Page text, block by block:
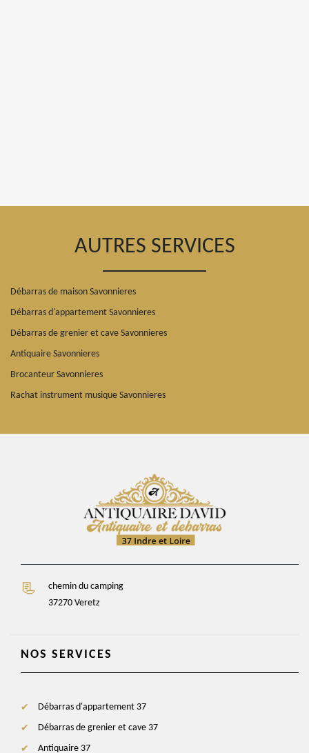
AUTRES SERVICES
Débarras de maison Savonnieres
Débarras d'appartement Savonnieres
Débarras de grenier et cave Savonnieres
Antiquaire Savonnieres
Brocanteur Savonnieres
Rachat instrument musique Savonnieres
chemin du camping
37270 Veretz
NOS SERVICES
Débarras d'appartement 37
Débarras de grenier et cave 37
Antiquaire 37